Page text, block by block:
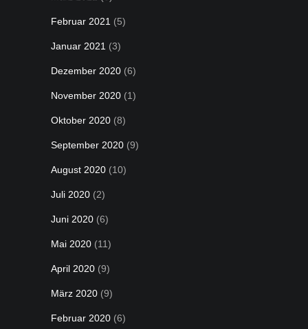
Februar 2021 (5)
Januar 2021 (3)
Dezember 2020 (6)
November 2020 (1)
Oktober 2020 (8)
September 2020 (9)
August 2020 (10)
Juli 2020 (2)
Juni 2020 (6)
Mai 2020 (11)
April 2020 (9)
März 2020 (9)
Februar 2020 (6)